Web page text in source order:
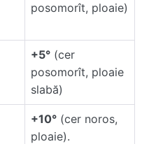
posomorît, ploaie)
+5° (cer
posomorît, ploaie
slabă)
+10° (cer noros,
ploaie).